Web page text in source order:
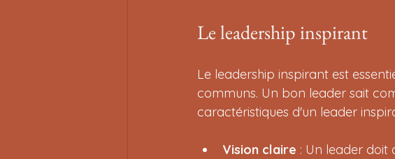
Le leadership inspirant
Le leadership inspirant est
communs. Un bon leader sait
caractéristiques d'un leader
Vision claire : Un leader doit